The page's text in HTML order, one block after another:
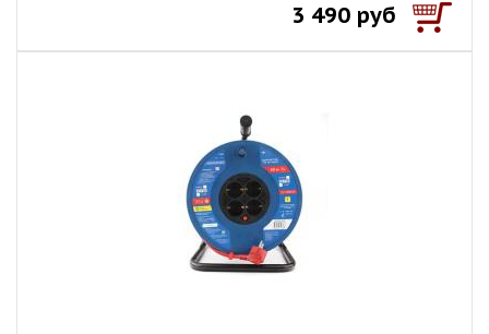
3 490 руб